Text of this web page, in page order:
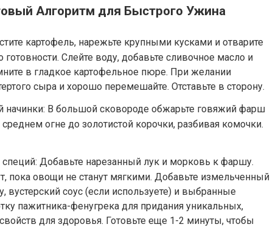
Алгоритм для Быстрого Ужина
картофель, нарежьте крупными кусками и отварите
Слейте воду, добавьте сливочное масло и
в гладкое картофельное пюре. При желании
сыра и хорошо перемешайте. Отставьте в сторону.
начинки: В большой сковороде обжарьте говяжий фарш
огне до золотистой корочки, разбивая комочки.
Добавьте нарезанный лук и морковь к фаршу.
пока овощи не станут мягкими. Добавьте измельченный
вустерский соус (если используете) и выбранные
пажитника-фенугрека для придания уникальных,
для здоровья. Готовьте еще 1-2 минуты, чтобы